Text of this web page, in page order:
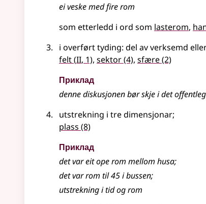
ei veske med fire rom
som etterledd i ord som lasterom
i overført tyding: del av verksemd
felt(2
II, 1), sektor(4), sfære(2)
Приклад
denne diskusjonen bør skje i det
utstrekning i tre dimensjonar;
plass (8)
Приклад
det var eit ope rom mellom husa;
det var rom til 45 i bussen;
utstrekning i tid og rom